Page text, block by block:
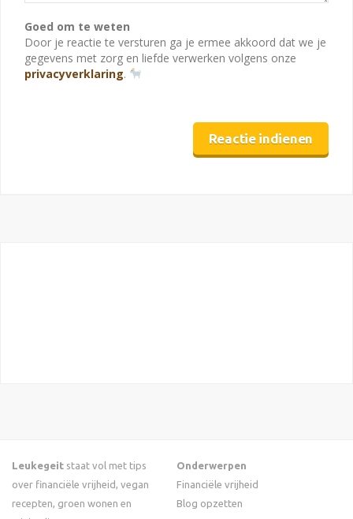
Goed om te weten
Door je reactie te versturen ga je ermee akkoord dat we je
gegevens met zorg en liefde verwerken volgens onze
privacyverklaring.
Leukegeit staat vol met tips
over financiële vrijheid, vegan
recepten, groen wonen en
Onderwerpen
Financiële vrijheid
Blog opzetten